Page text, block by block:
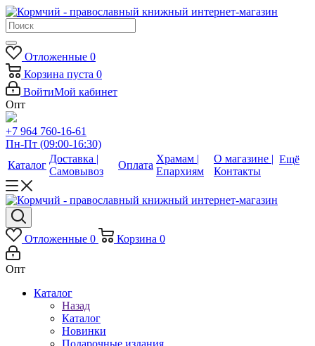
Отложенные 0
Корзина пуста 0
ВойтиМой кабинет
Опт
+7 964 760-16-61
Пн-Пт (09:00-16:30)
Каталог
Доставка |
Самовывоз
Оплата
Храмам |
Епархиям
О магазине |
Контакты
Ещё
Отложенные 0 Корзина 0
Опт
Каталог
Назад
Каталог
Новинки
Подарочные издания